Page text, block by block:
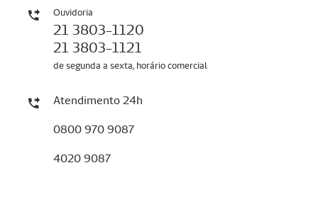
Ouvidoria
21 3803-1120
21 3803-1121
de segunda a sexta, horário comercial
Atendimento 24h
0800 970 9087
4020 9087